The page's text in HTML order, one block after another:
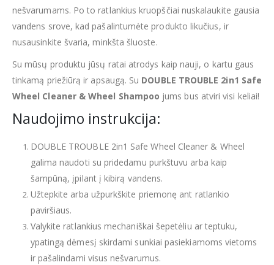
nešvarumams. Po to ratlankius kruopščiai nuskalaukite gausia
vandens srove, kad pašalintumėte produkto likučius, ir
nusausinkite švaria, minkšta šluoste.
Su mūsų produktu jūsų ratai atrodys kaip nauji, o kartu gaus
tinkamą priežiūrą ir apsaugą. Su DOUBLE TROUBLE 2in1 Safe
Wheel Cleaner & Wheel Shampoo jums bus atviri visi keliai!
Naudojimo instrukcija:
DOUBLE TROUBLE 2in1 Safe Wheel Cleaner & Wheel
galima naudoti su pridedamu purkštuvu arba kaip
šampūną, įpilant į kibirą vandens.
Užtepkite arba užpurkškite priemonę ant ratlankio
paviršiaus.
Valykite ratlankius mechaniškai šepetėliu ar teptuku,
ypatingą dėmesį skirdami sunkiai pasiekiamoms vietoms
ir pašalindami visus nešvarumus.